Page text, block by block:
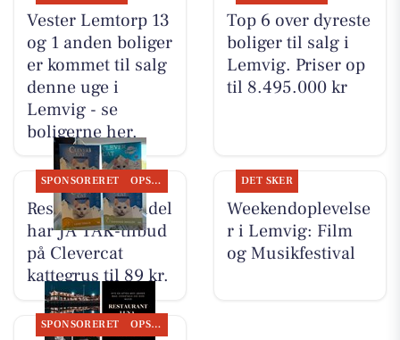
Vester Lemtorp 13
og 1 anden boliger
er kommet til salg
denne uge i
Lemvig - se
boligerne her.
Top 6 over dyreste
boliger til salg i
Lemvig. Priser op
til 8.495.000 kr
SPONSORERET OPSLAGSTAVLEN
Resen Landhandel
har JA TAK-tilbud
på Clevercat
kattegrus til 89 kr.
DET SKER
Weekendoplevelse
r i Lemvig: Film
og Musikfestival
SPONSORERET OPSLAGSTAVLEN